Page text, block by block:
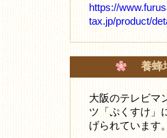
https://
tax.jp/product/
養蜂
大阪のテレビマ
ツ「ぷくすけ」
げられています。